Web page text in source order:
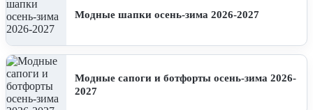
Модные шапки осень-зима 2026-2027
Модные сапоги и ботфорты осень-зима 2026-
2027